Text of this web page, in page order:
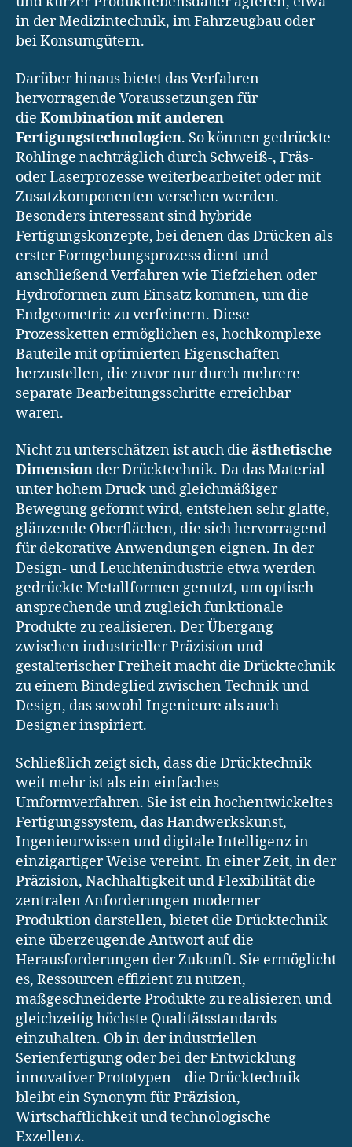
in der Medizintechnik, im Fahrzeugbau oder
bei Konsumgütern.
Darüber hinaus bietet das Verfahren
hervorragende Voraussetzungen für
die Kombination mit anderen
Fertigungstechnologien. So können gedrückte
Rohlinge nachträglich durch Schweiß-, Fräs-
oder Laserprozesse weiterbearbeitet oder mit
Zusatzkomponenten versehen werden.
Besonders interessant sind hybride
Fertigungskonzepte, bei denen das Drücken als
erster Formgebungsprozess dient und
anschließend Verfahren wie Tiefziehen oder
Hydroformen zum Einsatz kommen, um die
Endgeometrie zu verfeinern. Diese
Prozessketten ermöglichen es, hochkomplexe
Bauteile mit optimierten Eigenschaften
herzustellen, die zuvor nur durch mehrere
separate Bearbeitungsschritte erreichbar
waren.
Nicht zu unterschätzen ist auch die ästhetische
Dimension der Drücktechnik. Da das Material
unter hohem Druck und gleichmäßiger
Bewegung geformt wird, entstehen sehr glatte,
glänzende Oberflächen, die sich hervorragend
für dekorative Anwendungen eignen. In der
Design- und Leuchtenindustrie etwa werden
gedrückte Metallformen genutzt, um optisch
ansprechende und zugleich funktionale
Produkte zu realisieren. Der Übergang
zwischen industrieller Präzision und
gestalterischer Freiheit macht die Drücktechnik
zu einem Bindeglied zwischen Technik und
Design, das sowohl Ingenieure als auch
Designer inspiriert.
Schließlich zeigt sich, dass die Drücktechnik
weit mehr ist als ein einfaches
Umformverfahren. Sie ist ein hochentwickeltes
Fertigungssystem, das Handwerkskunst,
Ingenieurwissen und digitale Intelligenz in
einzigartiger Weise vereint. In einer Zeit, in der
Präzision, Nachhaltigkeit und Flexibilität die
zentralen Anforderungen moderner
Produktion darstellen, bietet die Drücktechnik
eine überzeugende Antwort auf die
Herausforderungen der Zukunft. Sie ermöglicht
es, Ressourcen effizient zu nutzen,
maßgeschneiderte Produkte zu realisieren und
gleichzeitig höchste Qualitätsstandards
einzuhalten. Ob in der industriellen
Serienfertigung oder bei der Entwicklung
innovativer Prototypen – die Drücktechnik
bleibt ein Synonym für Präzision,
Wirtschaftlichkeit und technologische
Exzellenz.